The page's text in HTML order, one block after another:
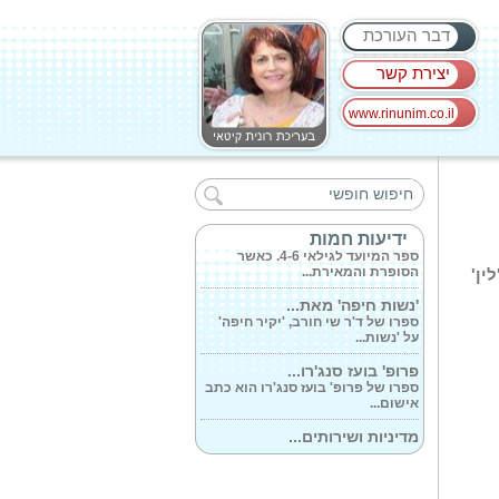
דבר העורכת
יצירת קשר
www.rinunim.co.il
ידיעות חמות
ספר לגילאי 8-11. דמיינו ימי ביניים ,
רק...
הארנב הענן והגשם...
ספר המיועד לגילאי 4-6. כאשר
הסופרת והמאירת...
'נשות חיפה' מאת...
ספרו של ד'ר שי חורב, 'יקיר חיפה'
על 'נשות...
פרופ' בועז סנג'רו...
ספרו של פרופ' בועז סנג'רו הוא כתב
אישום...
מדיניות ושירותים...
ספרו של פרופ' אורי אבירם בוחן את